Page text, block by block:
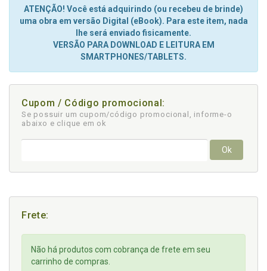
ATENÇÃO! Você está adquirindo (ou recebeu de brinde)
uma obra em versão Digital (eBook). Para este item, nada
lhe será enviado fisicamente.
VERSÃO PARA DOWNLOAD E LEITURA EM
SMARTPHONES/TABLETS.
Cupom / Código promocional:
Se possuir um cupom/código promocional, informe-o
abaixo e clique em ok
Ok
Frete:
Não há produtos com cobrança de frete em seu
carrinho de compras.